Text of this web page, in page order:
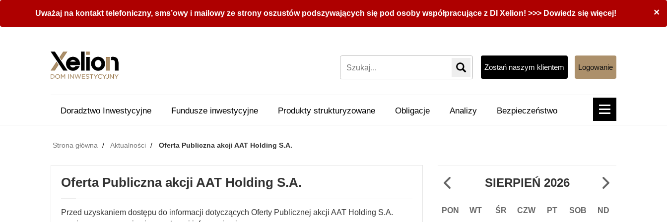
×
Uważaj na kontakt telefoniczny, sms’owy i mailowy ze strony oszustów podszywających się pod osoby współpracujące z DI Xelion! >>> Dowiedz się więcej!
Zostań naszym klientem Logowanie
Doradztwo Inwestycyjne Fundusze inwestycyjne Produkty strukturyzowane Obligacje Analizy Bezpieczeństwo
Strona główna Aktualności Oferta Publiczna akcji AAT Holding S.A.
Oferta Publiczna akcji AAT Holding S.A.
Przed uzyskaniem dostępu do informacji dotyczących Oferty Publicznej akcji AAT Holding S.A.
SIERPIEŃ 2026
PON WT ŚR CZW PT SOB ND